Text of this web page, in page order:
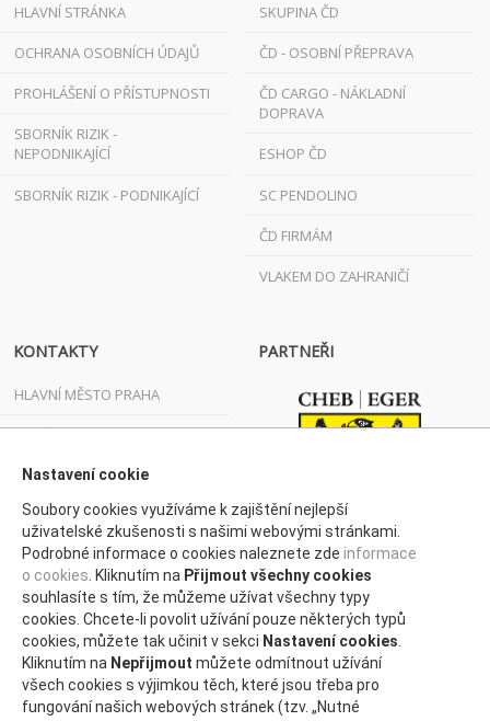
HLAVNÍ STRÁNKA
OCHRANA OSOBNÍCH ÚDAJŮ
PROHLÁŠENÍ O PŘÍSTUPNOSTI
SBORNÍK RIZIK -
NEPODNIKAJÍCÍ
SBORNÍK RIZIK - PODNIKAJÍCÍ
SKUPINA ČD
ČD - OSOBNÍ PŘEPRAVA
ČD CARGO - NÁKLADNÍ
DOPRAVA
ESHOP ČD
SC PENDOLINO
ČD FIRMÁM
VLAKEM DO ZAHRANIČÍ
KONTAKTY
HLAVNÍ MĚSTO PRAHA
JIHOČESKÝ KRAJ
JIHOMORAVSKÝ KRAJ
KARLOVARSKÝ KRAJ
KRAJ VYSOČINA
KRÁLOVÉHRADECKÝ KRAJ
LIBERECKÝ KRAJ
MORAVSKOSLEZSKÝ KRAJ
PARTNEŘI
Nastavení cookie
Soubory cookies využíváme k zajištění nejlepší
uživatelské zkušenosti s našimi webovými stránkami.
Podrobné informace o cookies naleznete zde informace
o cookies . Kliknutím na Přijmout všechny cookies
souhlasíte s tím, že můžeme užívat všechny typy
cookies. Chcete-li povolit užívání pouze některých typů
cookies, můžete tak učinit v sekci Nastavení cookies
Kliknutím na Nepřijmout můžete odmítnout užívání
všech cookies s výjimkou těch, které jsou třeba pro
fungování našich webových stránek (tzv. „Nutné